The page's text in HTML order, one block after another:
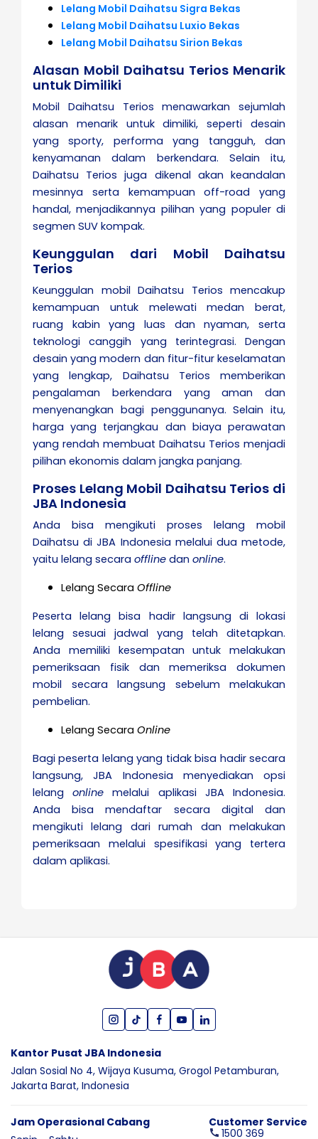
Lelang Mobil Daihatsu Sigra Bekas
Lelang Mobil Daihatsu Luxio Bekas
Lelang Mobil Daihatsu Sirion Bekas
Alasan Mobil Daihatsu Terios Menarik
untuk Dimiliki
Mobil Daihatsu Terios menawarkan sejumlah
alasan menarik untuk dimiliki, seperti desain
yang sporty, performa yang tangguh, dan
kenyamanan dalam berkendara. Selain itu,
Daihatsu Terios juga dikenal akan keandalan
mesinnya serta kemampuan off-road yang
handal, menjadikannya pilihan yang populer di
segmen SUV kompak.
Keunggulan dari Mobil Daihatsu
Terios
Keunggulan mobil Daihatsu Terios mencakup
kemampuan untuk melewati medan berat,
ruang kabin yang luas dan nyaman, serta
teknologi canggih yang terintegrasi. Dengan
desain yang modern dan fitur-fitur keselamatan
yang lengkap, Daihatsu Terios memberikan
pengalaman berkendara yang aman dan
menyenangkan bagi penggunanya. Selain itu,
harga yang terjangkau dan biaya perawatan
yang rendah membuat Daihatsu Terios menjadi
pilihan ekonomis dalam jangka panjang.
Proses Lelang Mobil Daihatsu Terios di
JBA Indonesia
Anda bisa mengikuti proses lelang mobil
Daihatsu di JBA Indonesia melalui dua metode,
yaitu lelang secara offline dan online.
Lelang Secara Offline
Peserta lelang bisa hadir langsung di lokasi
lelang sesuai jadwal yang telah ditetapkan.
Anda memiliki kesempatan untuk melakukan
pemeriksaan fisik dan memeriksa dokumen
mobil secara langsung sebelum melakukan
pembelian.
Lelang Secara Online
Bagi peserta lelang yang tidak bisa hadir secara
langsung, JBA Indonesia menyediakan opsi
lelangonline melalui aplikasi JBA Indonesia.
Anda bisa mendaftar secara digital dan
mengikuti lelang dari rumah dan melakukan
pemeriksaan melalui spesifikasi yang tertera
dalam aplikasi.
Kantor Pusat JBA Indonesia
Jalan Sosial No 4, Wijaya Kusuma, Grogol Petamburan,
Jakarta Barat, Indonesia
Jam Operasional Cabang
Customer Service
1500 369